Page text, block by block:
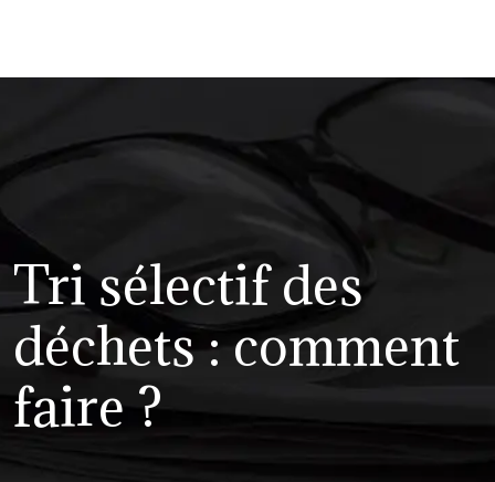
Tri sélectif des
déchets : comment
faire ?